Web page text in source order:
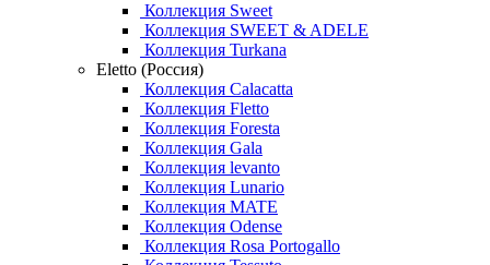
Коллекция Sweet
Коллекция SWEET & ADELE
Коллекция Turkana
Eletto (Россия)
Коллекция Calacatta
Коллекция Fletto
Коллекция Foresta
Коллекция Gala
Коллекция levanto
Коллекция Lunario
Коллекция MATE
Коллекция Odense
Коллекция Rosa Portogallo